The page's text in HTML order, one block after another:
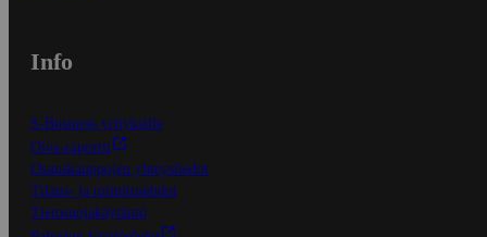
Info
S-Business yrityksille
Oiva-raportit
Osuuskauppojen yhteystiedot
Tilaus- ja toimitusehdot
Tietosuojakäytäntö